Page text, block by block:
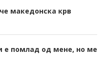
македонска крв
е помлад од мене, но ме